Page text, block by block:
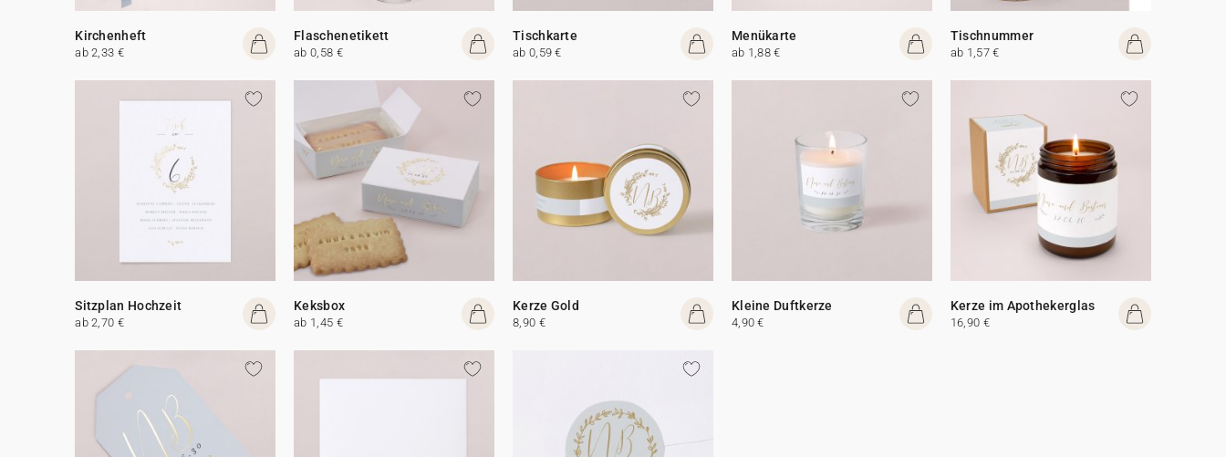
Kirchenheft
ab 2,33 €
Flaschenetikett
ab 0,58 €
Tischkarte
ab 0,59 €
Menükarte
ab 1,88 €
Tischnummer
ab 1,57 €
Sitzplan Hochzeit
ab 2,70 €
Keksbox
ab 1,45 €
Kerze Gold
8,90 €
Kleine Duftkerze
4,90 €
Kerze im Apothekerglas
16,90 €